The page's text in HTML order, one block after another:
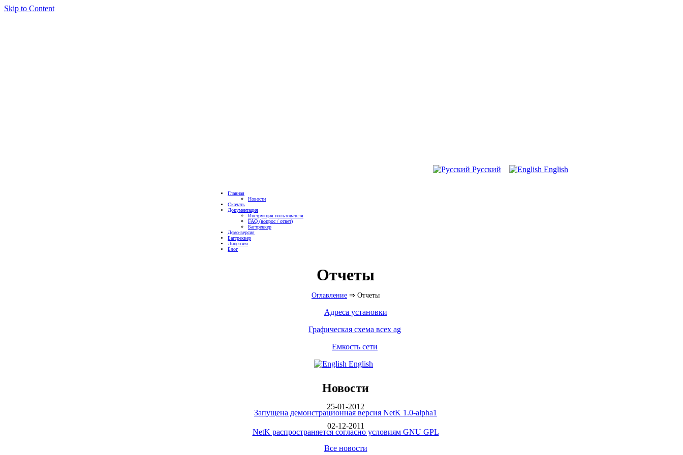
Skip to Content
Русский English
Главная
Новости
Скачать
Документация
Инструкция пользователя
FAQ (вопрос / ответ)
Багтреккер
Демо-версия
Багтреккер
Лицензия
Блог
Отчеты
Оглавление ⇒ Отчеты
Адреса установки
Графическая схема всех ag
Емкость сети
English
Новости
25-01-2012
Запущена демонстрационная версия NetK 1.0-alpha1
02-12-2011
NetK распространяется согласно условиям GNU GPL
Все новости